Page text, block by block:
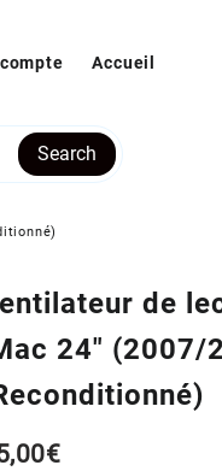
Accueil
Search
de
24″ (2007/
€